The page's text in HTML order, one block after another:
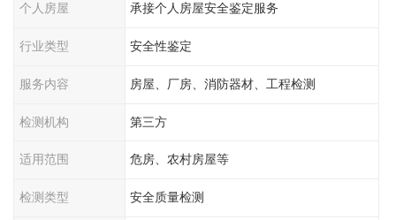
个人房屋 承接个人房屋安全鉴定服务
行业类型 安全性鉴定
服务内容 房屋、厂房、消防器材、工程检测
检测机构 第三方
适用范围 危房、农村房屋等
检测类型 安全质量检测